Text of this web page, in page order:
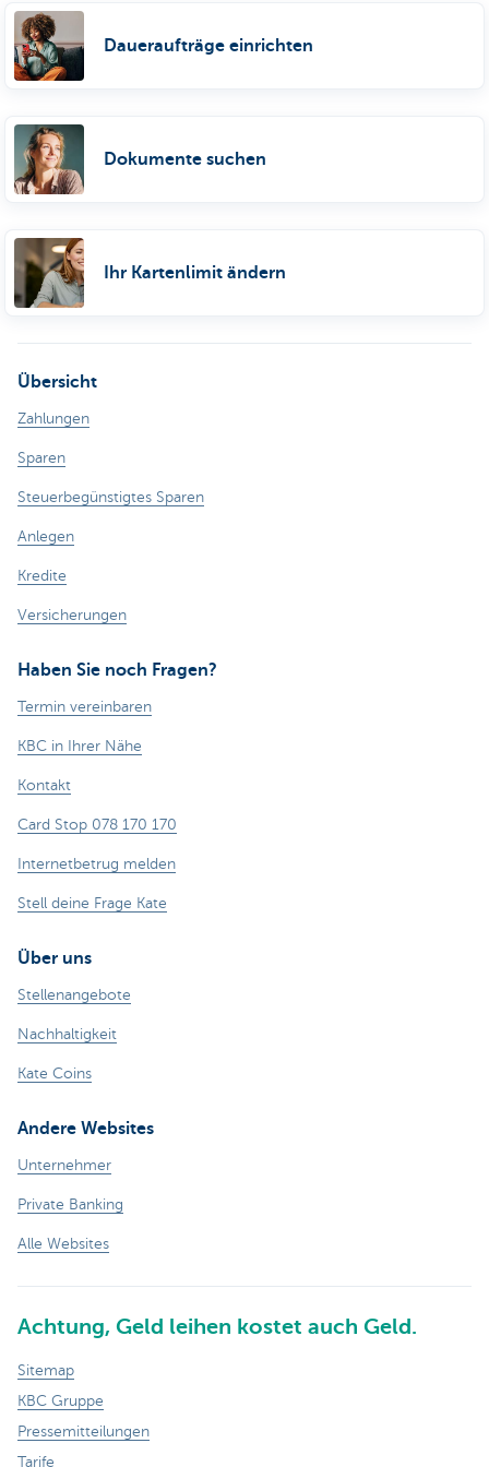
Daueraufträge einrichten
Dokumente suchen
Ihr Kartenlimit ändern
Übersicht
Zahlungen
Sparen
Steuerbegünstigtes Sparen
Anlegen
Kredite
Versicherungen
Haben Sie noch Fragen?
Termin vereinbaren
KBC in Ihrer Nähe
Kontakt
Card Stop 078 170 170
Internetbetrug melden
Stell deine Frage Kate
Über uns
Stellenangebote
Nachhaltigkeit
Kate Coins
Andere Websites
Unternehmer
Private Banking
Alle Websites
Achtung, Geld leihen kostet auch Geld.
Sitemap
KBC Gruppe
Pressemitteilungen
Tarife